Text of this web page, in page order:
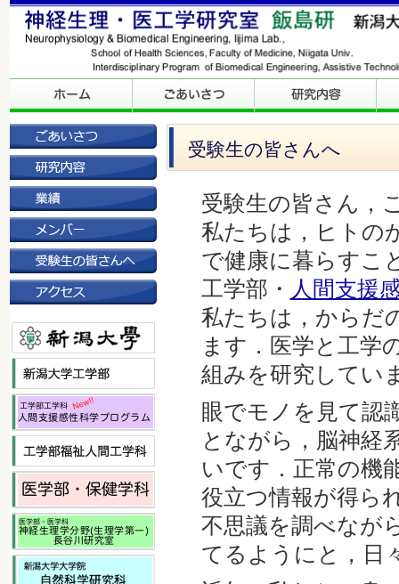
受験生の皆さんへ
受験生の皆さん，
私たちは，ヒトの
で健康に暮らすこ
工学部・ 人間支援
私たちは，からだ
ます．医学と工学
組みを研究してい
眼でモノを見て認
とながら，脳神経
いです．正常の機
役立つ情報が得ら
不思議を調べなが
てるようにと，日